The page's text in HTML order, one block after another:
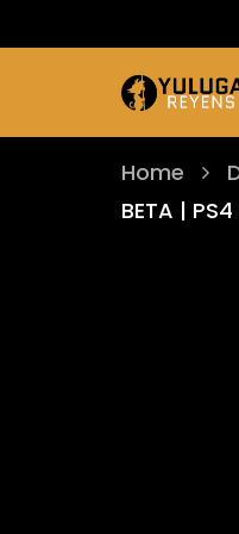
Home
BETA | PS4